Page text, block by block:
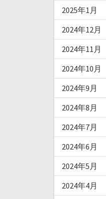
2025年1月
2024年12月
2024年11月
2024年10月
2024年9月
2024年8月
2024年7月
2024年6月
2024年5月
2024年4月